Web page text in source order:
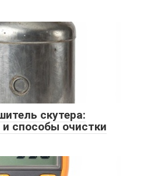
скутера:
способы очистки